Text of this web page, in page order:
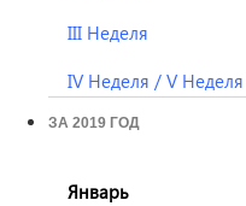
III Неделя
IV Неделя / V Неделя
ЗА 2019 ГОД
Январь